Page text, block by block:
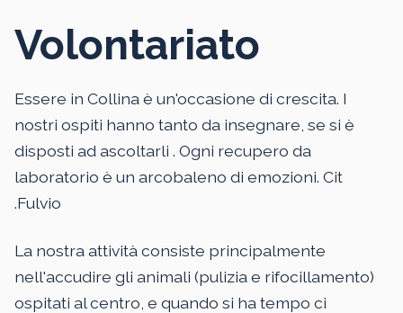
Volontariato
Essere in Collina è un'occasione di crescita. I
nostri ospiti hanno tanto da insegnare, se si è
disposti ad ascoltarli . Ogni recupero da
laboratorio è un arcobaleno di emozioni. Cit
.Fulvio
La nostra attività consiste principalmente
nell'accudire gli animali (pulizia e rifocillamento)
ospitati al centro, e quando si ha tempo ci